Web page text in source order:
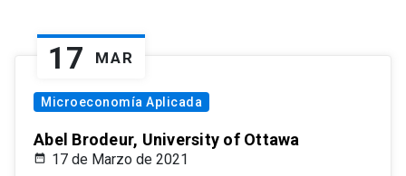
17 MAR
Microeconomía Aplicada
Abel Brodeur, University of Ottawa
17 de Marzo de 2021